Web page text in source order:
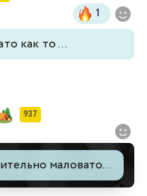
1
как то ...
937
маловато...